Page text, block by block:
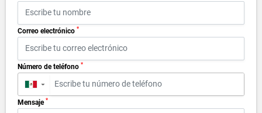
Correo electrónico *
Número de teléfono *
▼
Mensaje *